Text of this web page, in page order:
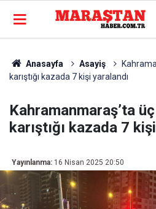
Anasayfa Asayiş
karıştığı kazada 7 kişi yaralandı
Kahramanmaraş’ta
karıştığı kazada 7
Yayınlanma: 16 Nisan 2025 20:50